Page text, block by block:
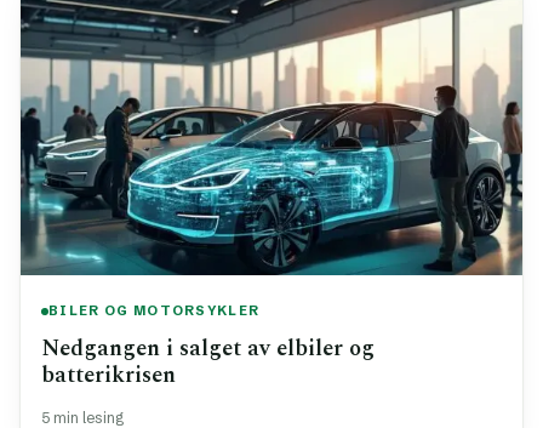
BILER OG MOTORSYKLER
Nedgangen i salget av elbiler og
batterikrisen
5 min lesing